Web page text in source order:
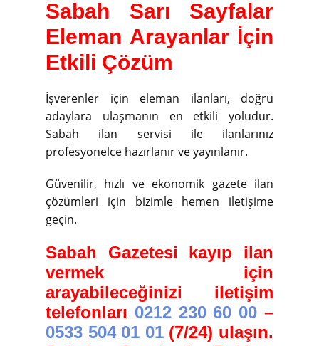
Sabah Sarı Sayfalar
Eleman Arayanlar İçin
Etkili Çözüm
İşverenler için eleman ilanları, doğru
adaylara ulaşmanın en etkili yoludur.
Sabah ilan servisi ile ilanlarınız
profesyonelce hazırlanır ve yayınlanır.
Güvenilir, hızlı ve ekonomik gazete ilan
çözümleri için bizimle hemen iletişime
geçin.
Sabah Gazetesi kayıp ilan
vermek için
arayabileceğinizi iletişim
telefonları 0212 230 60 00 –
0533 504 01 01(7/24) ulaşın.